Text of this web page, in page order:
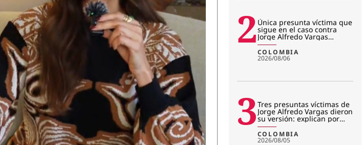
2 Única presunta víctima que
sigue en el caso contra
Jorge Alfredo Vargas
rompió el silencio: “No me r
COLOMBIA
2026/08/06
3Tres presuntas víctimas de
Jorge Alfredo Vargas dieron
su versión: explican por
qué salieron del jui
COLOMBIA
2026/08/05